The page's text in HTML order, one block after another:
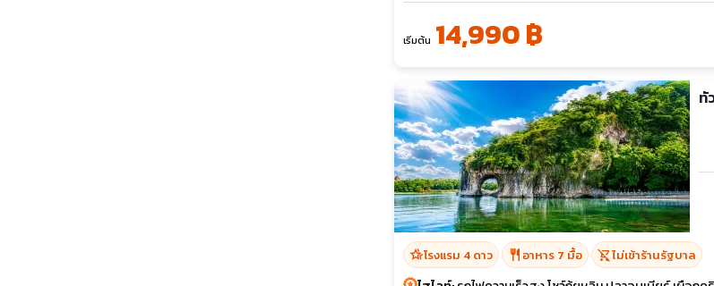
เริ่มต้น 14,990 ฿
ทั
hotel_classโรงแรม 4 ดาว restaurant อาหาร 7 มื้อ shopping_cart_offไม่เข้าร้านรัฐบาล